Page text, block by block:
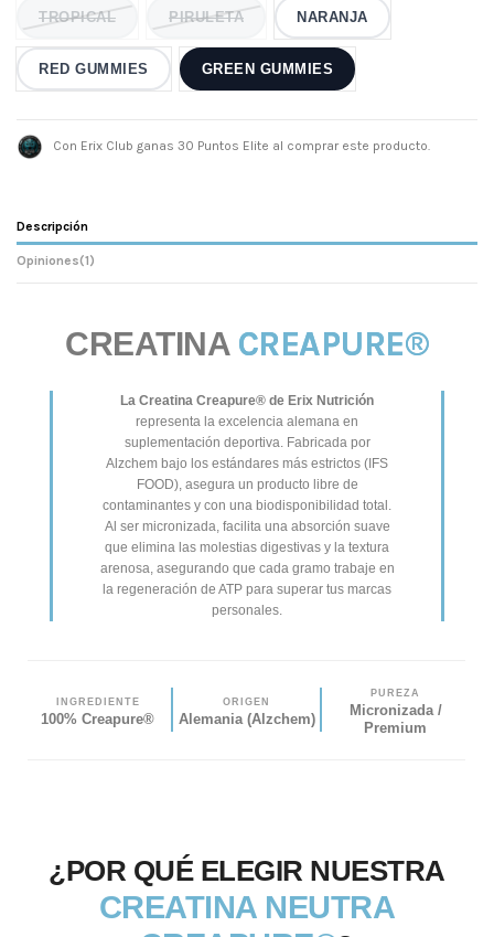
TROPICAL PIRULETA NARANJA
RED GUMMIES GREEN GUMMIES
Con Erix Club ganas 30 Puntos Elite al comprar este producto.
Descripción
Opiniones(1)
CREATINA CREAPURE®
La Creatina Creapure® de Erix Nutrición
representa la excelencia alemana en
suplementación deportiva. Fabricada por
Alzchem bajo los estándares más estrictos (IFS
FOOD), asegura un producto libre de
contaminantes y con una biodisponibilidad total.
Al ser micronizada, facilita una absorción suave
que elimina las molestias digestivas y la textura
arenosa, asegurando que cada gramo trabaje en
la regeneración de ATP para superar tus marcas
personales.
INGREDIENTE
100% Creapure®
ORIGEN
Alemania (Alzchem)
PUREZA
Micronizada /
Premium
¿POR QUÉ ELEGIR NUESTRA
CREATINA NEUTRA